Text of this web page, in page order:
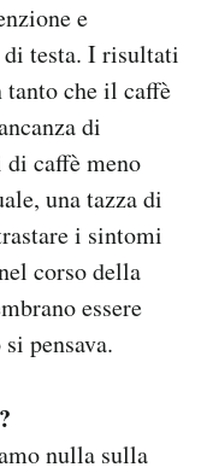
e
di testa. I risultati
tanto che il caffè
di
caffè meno
una tazza di
i sintomi
corso della
essere
pensava.
nulla sulla